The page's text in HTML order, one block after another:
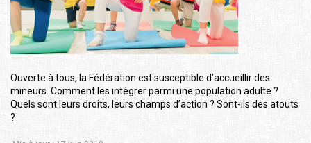
Ouverte à tous, la Fédération est susceptible d’accueillir des
mineurs. Comment les intégrer parmi une population adulte ?
Quels sont leurs droits, leurs champs d’action ? Sont-ils des atouts
?